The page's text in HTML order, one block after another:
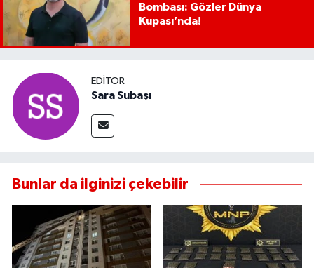
Bombası: Gözler Dünya
Kupası’nda!
EDITÖR
Sara Subaşı
Bunlar da ilginizi çekebilir